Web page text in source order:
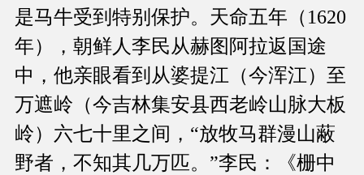
是马牛受到特别保护。天命五年（1620
年），朝鲜人李民从赫图阿拉返国途
中，他亲眼看到从婆提江（今浑江）至
万遮岭（今吉林集安县西老岭山脉大板
岭）六七十里之间，“放牧马群漫山蔽
野者，不知其几万匹。”李民：《栅中